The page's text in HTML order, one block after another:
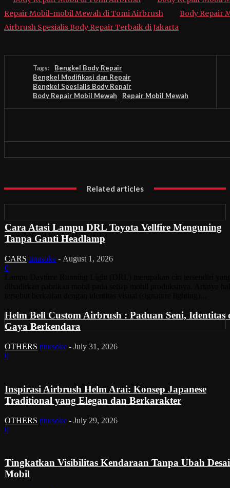
Repair Mobil-mobil Mewah di Tomi Airbrush
Body Repair
Airbrush Spesialis Body Repair Terbaik di Jakarta
Tags:
Bengkel Body Repair
Bengkel Modifikasi dan Repair
Bengkel Spesialis Body Repair
Body Repair Mobil Mewah
Repair Mobil Mewah
Related articles
Cara Atasi Lampu DRL Toyota Vellfire Menguning
Tanpa Ganti Headlamp
CARS tinusoke - August 1, 2026
0
Helm Bell Custom Airbrush : Paduan Seni, Identitas
Gaya Berkendara
OTHERS tinusoke - July 31, 2026
0
Inspirasi Airbrush Helm Arai: Konsep Japanese
Traditional yang Elegan dan Berkarakter
OTHERS tinusoke - July 29, 2026
0
Tingkatkan Visibilitas Kendaraan Tanpa Ubah
Mobil